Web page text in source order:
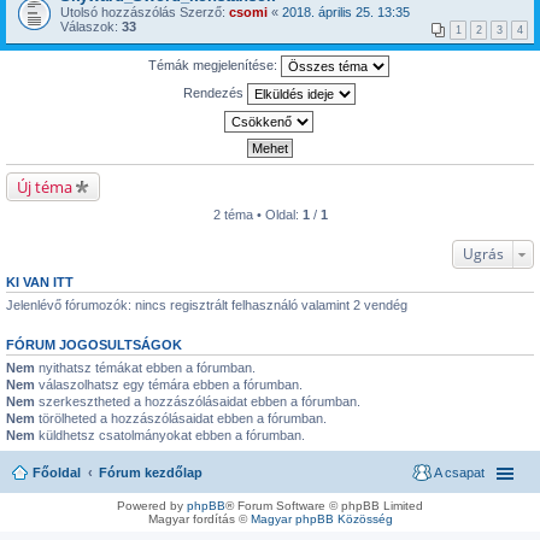
Utolsó hozzászólás Szerző: csomi « 2018. április 25. 13:35
Válaszok: 33 1 2 3 4
Témák megjelenítése:
Rendezés
Új téma
2 téma • Oldal: 1 / 1
Ugrás
KI VAN ITT
Jelenlévő fórumozók: nincs regisztrált felhasználó valamint 2 vendég
FÓRUM JOGOSULTSÁGOK
Nem nyithatsz témákat ebben a fórumban.
Nem válaszolhatsz egy témára ebben a fórumban.
Nem szerkesztheted a hozzászólásaidat ebben a fórumban.
Nem törölheted a hozzászólásaidat ebben a fórumban.
Nem küldhetsz csatolmányokat ebben a fórumban.
Főoldal Fórum kezdőlap A csapat
Powered by phpBB® Forum Software © phpBB Limited
Magyar fordítás ©Magyar phpBB Közösség